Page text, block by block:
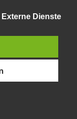
90, Wädenswil
Externe Dienste